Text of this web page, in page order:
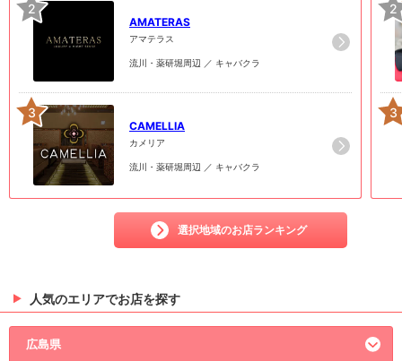
2
AMATERAS
アマテラス
流川・薬研堀周辺 ／ キャバクラ
3
CAMELLIA
カメリア
流川・薬研堀周辺 ／ キャバクラ
選択地域のお店ランキング
2
3
人気のエリアでお店を探す
広島県